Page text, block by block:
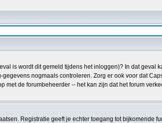
is wordt dit gemeld tijdens het inloggen)? In dat geval
nogmaals controleren. Zorg er ook voor dat
met de forumbeheerder -- het kan zijn dat het forum
Registratie geeft je echter toegang tot bijkomende